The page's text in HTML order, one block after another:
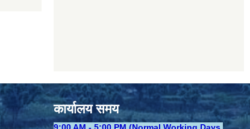
कार्यालय समय